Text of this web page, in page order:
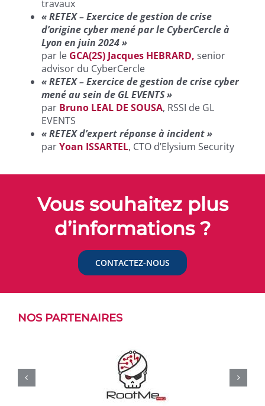
travaux
« RETEX – Exercice de gestion de crise
d’origine cyber mené par le CyberCercle à
Lyon en juin 2024 »
par le GCA(2S) Jacques HEBRARD, senior
advisor du CyberCercle
« RETEX – Exercice de gestion de crise cyber
mené au sein de GL EVENTS »
par Bruno LEAL DE SOUSA, RSSI de GL
EVENTS
« RETEX d’expert réponse à incident »
parYoan ISSARTEL, CTO d’Elysium Security
Vous souhaitez plus
d’informations ?
CONTACTEZ-NOUS
NOS PARTENAIRES